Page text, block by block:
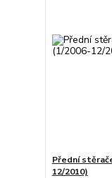
Přední
12/2010)